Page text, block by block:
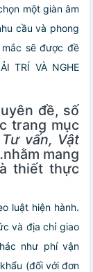
một giàn âm
cầu và phong
sẽ được đề
TRÍ VÀ NGHE
đề, số
trang mục
Tư vấn, Vật
mang
thiết thực
luật hiện hành.
và địa chỉ giao
như phí vận
(đối với đơn